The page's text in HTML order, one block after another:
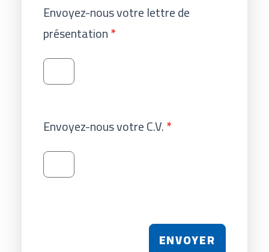
Envoyez-nous votre lettre de
présentation*
Envoyez-nous votre C.V.*
ENVOYER